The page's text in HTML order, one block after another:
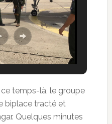
temps-là, le groupe
biplace tracté et
Quelques minutes